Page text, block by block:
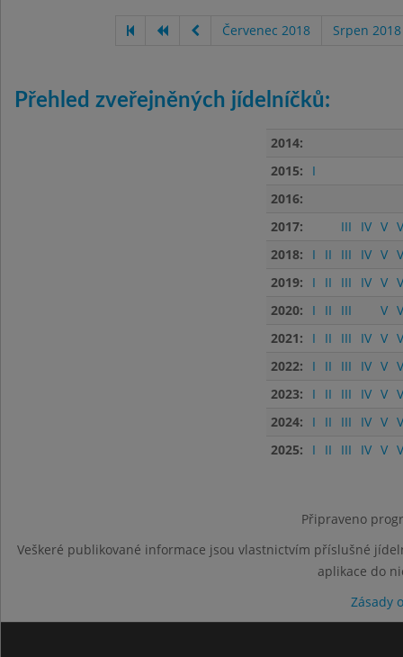
Červenec 2018 Srpen 2018
Přehled zveřejněných jídelníčků:
2014:
2015:
I
2016:
2017:
III IV V
2018:
I II III IV V
2019:
I II III IV V
2020:
I II III V
2021:
I II III IV V
2022:
I II III IV V
2023:
I II III IV V
2024:
I II III IV V
2025:
I II III IV V
Připraveno
Veškeré publikované informace jsou vlastnictvím příslušné
aplikace do
Zásady